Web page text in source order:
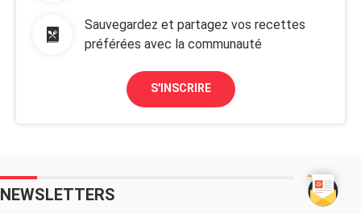
Sauvegardez et partagez vos recettes
préférées avec la communauté
S'INSCRIRE
NEWSLETTERS